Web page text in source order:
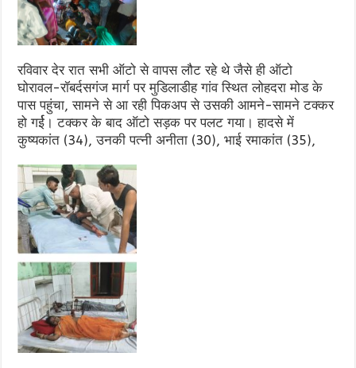
रविवार देर रात सभी ऑटो से वापस लौट रहे थे जैसे ही ऑटो
घोरावल-रॉबर्दसगंज मार्ग पर मुडिलाडीह गांव स्थित लोहदरा मोड के
पास पहुंचा, सामने से आ रही पिकअप से उसकी आमने-सामने टक्कर
हो गर्ई। टक्कर के बाद ऑटो सड़क पर पलट गया। हादसे में
कुष्यकांत (34), उनकी पत्नी अनीता (30), भाई रमाकांत (35),